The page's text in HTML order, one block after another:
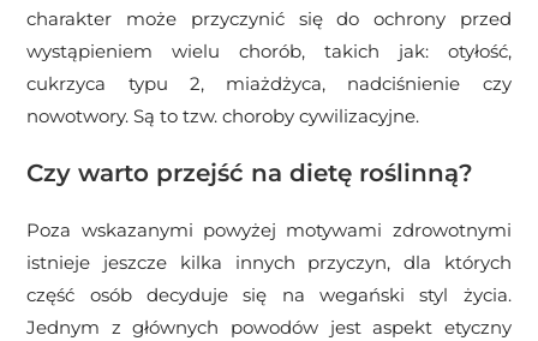
charakter może przyczynić się do ochrony przed
wystąpieniem wielu chorób, takich jak: otyłość,
cukrzyca typu 2, miażdżyca, nadciśnienie czy
nowotwory. Są to tzw. choroby cywilizacyjne.
Czy warto przejść na dietę roślinną?
Poza wskazanymi powyżej motywami zdrowotnymi
istnieje jeszcze kilka innych przyczyn, dla których
część osób decyduje się na wegański styl życia.
Jednym z głównych powodów jest aspekt etyczny